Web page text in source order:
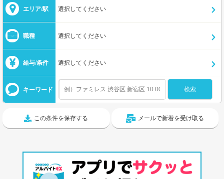
エリア/駅 選択してください
職種 選択してください
給与/条件 選択してください
キーワード
この条件を保存する メールで新着を受け取る